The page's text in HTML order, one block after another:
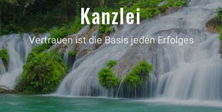
Kanzlei
Vertrauen ist die Basis jeden Erfolges